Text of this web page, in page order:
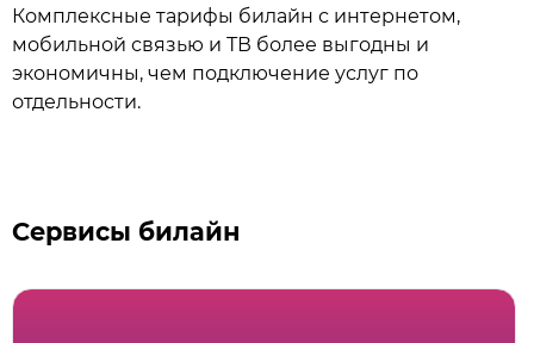
Комплексные тарифы билайн с интернетом,
мобильной связью и ТВ более выгодны и
экономичны, чем подключение услуг по
отдельности.
Сервисы билайн